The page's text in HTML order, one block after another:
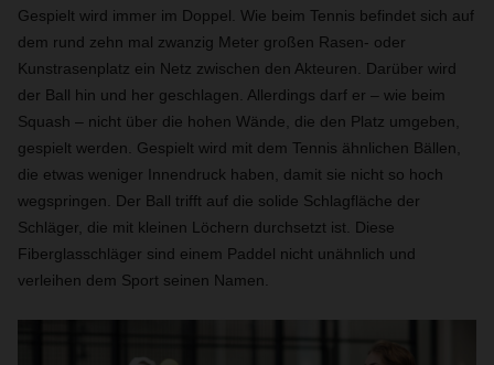
Gespielt wird immer im Doppel. Wie beim Tennis befindet sich auf
dem rund zehn mal zwanzig Meter großen Rasen- oder
Kunstrasenplatz ein Netz zwischen den Akteuren. Darüber wird
der Ball hin und her geschlagen. Allerdings darf er – wie beim
Squash – nicht über die hohen Wände, die den Platz umgeben,
gespielt werden. Gespielt wird mit dem Tennis ähnlichen Bällen,
die etwas weniger Innendruck haben, damit sie nicht so hoch
wegspringen. Der Ball trifft auf die solide Schlagfläche der
Schläger, die mit kleinen Löchern durchsetzt ist. Diese
Fiberglasschläger sind einem Paddel nicht unähnlich und
verleihen dem Sport seinen Namen.